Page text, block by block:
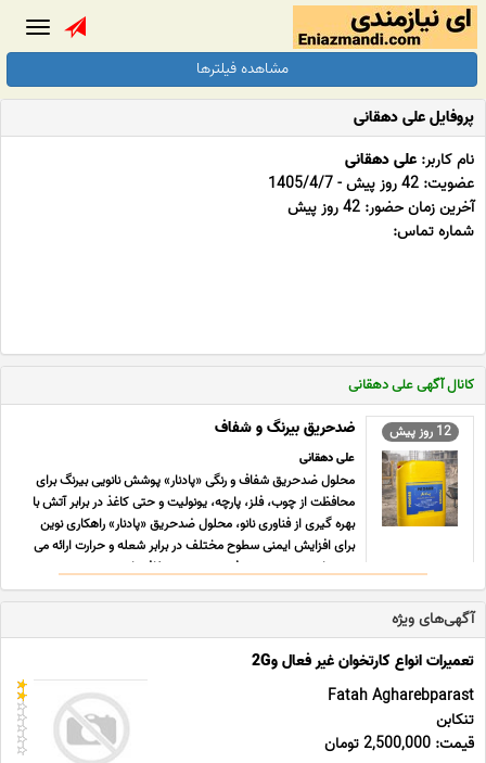
مشاهده فیلترها
پروفایل علی دهقانی
نام کاربر: علی دهقانی
عضویت: 42 روز پیش - 1405/4/7
آخرین زمان حضور: 42 روز پیش
شماره تماس:
کانال آگهی علی دهقانی
12 روز پیش ضدحریق بیرنگ و شفاف
علی دهقانی
محلول ضدحریق شفاف و رنگی «پادنار» پوشش نانویی بیرنگ برای
محافظت از چوب، فلز، پارچه، یونولیت و حتی کاغذ در برابر آتش با
بهره گیری از فناوری نانو، محلول ضدحریق «پادنار» راهکاری نوین
برای افزایش ایمنی سطوح مختلف در برابر شعله و حرارت ارائه می
دهد. این پوشش پیشرفته به صورت شفاف یا رن ... ...
آگهی‌های ویژه
تعمیرات انواع کارتخوان غیر فعال و2G
Fatah Agharebparast
تنکابن
قیمت: 2,500,000 تومان